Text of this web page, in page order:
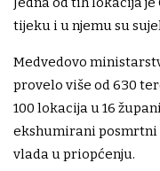
tijeku i u njemu su
Medvedovo
provelo više od 630
100 lokacija u 16
ekshumirani posmrtni
vlada u priopćenju.